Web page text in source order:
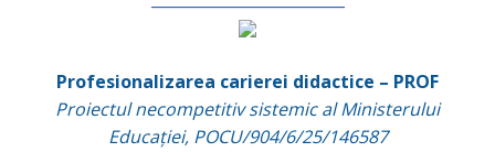
Profesionalizarea carierei didactice – PROF
Proiectul necompetitiv sistemic al Ministerului
Educației, POCU/904/6/25/146587